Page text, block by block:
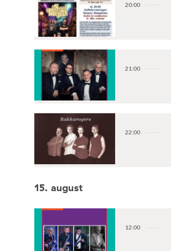
20:00
21:00
22:00
15. august
12:00